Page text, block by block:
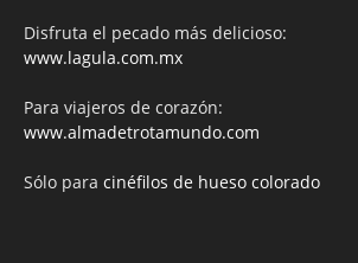
Disfruta el pecado más delicioso:
www.lagula.com.mx
Para viajeros de corazón:
www.almadetrotamundo.com
Sólo para cinéfilos de hueso colorado